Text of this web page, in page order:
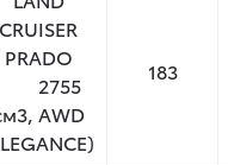
CRUISER
PRADO
2755
3, AWD
183